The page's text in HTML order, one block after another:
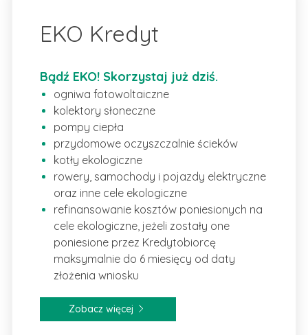
EKO Kredyt
Bądź EKO! Skorzystaj już dziś.
ogniwa fotowoltaiczne
kolektory słoneczne
pompy ciepła
przydomowe oczyszczalnie ścieków
kotły ekologiczne
rowery, samochody i pojazdy elektryczne
oraz inne cele ekologiczne
refinansowanie kosztów poniesionych na
cele ekologiczne, jeżeli zostały one
poniesione przez Kredytobiorcę
maksymalnie do 6 miesięcy od daty
złożenia wniosku
Zobacz więcej